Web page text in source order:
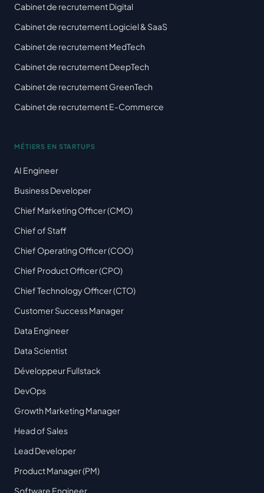
Cabinet de recrutement Digital
Cabinet de recrutement Logiciel & SaaS
Cabinet de recrutement MedTech
Cabinet de recrutement DeepTech
Cabinet de recrutement GreenTech
Cabinet de recrutement E-Commerce
MÉTIERS EN STARTUPS
AI Engineer
Business Developer
Chief Marketing Officer (CMO)
Chief of Staff
Chief Operating Officer (COO)
Chief Product Officer (CPO)
Chief Technology Officer (CTO)
Customer Success Manager
Data Engineer
Data Scientist
Développeur Fullstack
DevOps
Growth Marketing Manager
Head of Sales
Lead Developer
Product Manager (PM)
Software Engineer